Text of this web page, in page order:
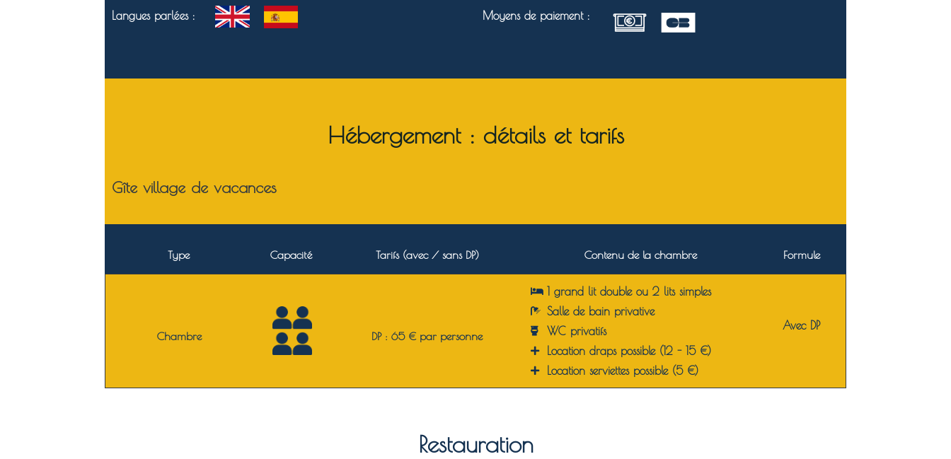
Langues parlées : Moyens de paiement :
Hébergement : détails et tarifs
Gîte village de vacances
Type Capacité Tarifs (avec / sans DP) Contenu de la chambre Formule
Chambre DP : 65 € par personne
1 grand lit double ou 2 lits simples
Salle de bain privative
WC privatifs
Location draps possible (12 - 15 €)
Location serviettes possible (5 €)
Avec DP
Restauration